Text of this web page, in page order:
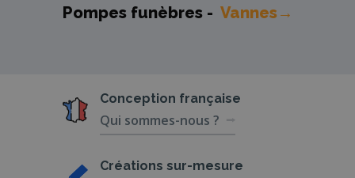
Pompes funèbres - Vannes→
Conception française
Qui sommes-nous ?
Créations sur-mesure